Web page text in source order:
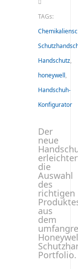
TAGs:
Handschutz,
honeywell,
Handschuh-
Konfigurator
Der
neue
die
Auswahl
des
richtigen
aus
dem
Portfolio.